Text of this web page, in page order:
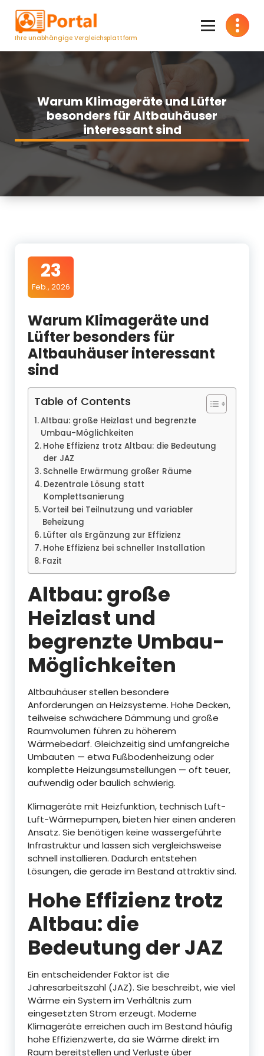
Inhalt
springen
Ihre unabhängige Vergleichsplattform
Warum Klimageräte und Lüfter
besonders für Altbauhäuser
interessant sind
23
Feb., 2026
Warum Klimageräte und
Lüfter besonders für
Altbauhäuser interessant
sind
Table of Contents
Altbau: große Heizlast und begrenzte
Umbau-Möglichkeiten
Hohe Effizienz trotz Altbau: die Bedeutung
der JAZ
Schnelle Erwärmung großer Räume
Dezentrale Lösung statt
Komplettsanierung
Vorteil bei Teilnutzung und variabler
Beheizung
Lüfter als Ergänzung zur Effizienz
Hohe Effizienz bei schneller Installation
Fazit
Altbau: große
Heizlast und
begrenzte Umbau-
Möglichkeiten
Altbauhäuser stellen besondere
Anforderungen an Heizsysteme. Hohe Decken,
teilweise schwächere Dämmung und große
Raumvolumen führen zu höherem
Wärmebedarf. Gleichzeitig sind umfangreiche
Umbauten — etwa Fußbodenheizung oder
komplette Heizungsumstellungen — oft teuer,
aufwendig oder baulich schwierig.
Klimageräte mit Heizfunktion, technisch Luft-
Luft-Wärmepumpen, bieten hier einen anderen
Ansatz. Sie benötigen keine wassergeführte
Infrastruktur und lassen sich vergleichsweise
schnell installieren. Dadurch entstehen
Lösungen, die gerade im Bestand attraktiv sind.
Hohe Effizienz trotz
Altbau: die
Bedeutung der JAZ
Ein entscheidender Faktor ist die
Jahresarbeitszahl (JAZ). Sie beschreibt, wie viel
Wärme ein System im Verhältnis zum
eingesetzten Strom erzeugt. Moderne
Klimageräte erreichen auch im Bestand häufig
hohe Effizienzwerte, da sie Wärme direkt im
Raum bereitstellen und Verluste über